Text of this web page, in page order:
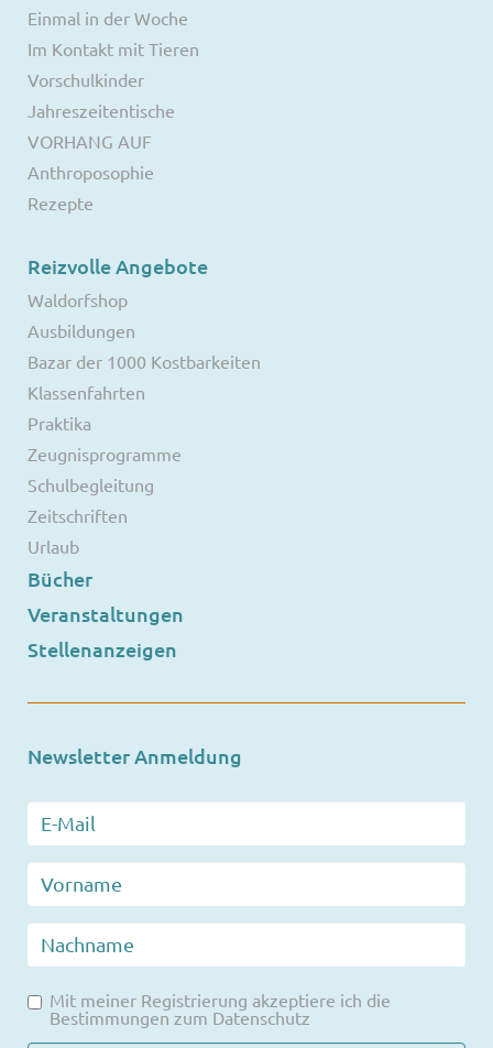
Einmal in der Woche
Im Kontakt mit Tieren
Vorschulkinder
Jahreszeitentische
VORHANG AUF
Anthroposophie
Rezepte
Reizvolle Angebote
Waldorfshop
Ausbildungen
Bazar der 1000 Kostbarkeiten
Klassenfahrten
Praktika
Zeugnisprogramme
Schulbegleitung
Zeitschriften
Urlaub
Bücher
Veranstaltungen
Stellenanzeigen
Newsletter Anmeldung
Mit meiner Registrierung akzeptiere ich die
Bestimmungen zum Datenschutz